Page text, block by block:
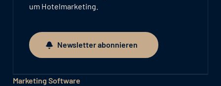
um Hotelmarketing.
Newsletter abonnieren
Newsletter abonnieren
Marketing Software